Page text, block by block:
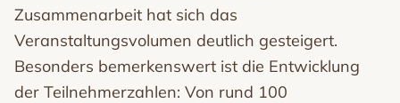
Zusammenarbeit hat sich das
Veranstaltungsvolumen deutlich gesteigert.
Besonders bemerkenswert ist die Entwicklung
der Teilnehmerzahlen: Von rund 100